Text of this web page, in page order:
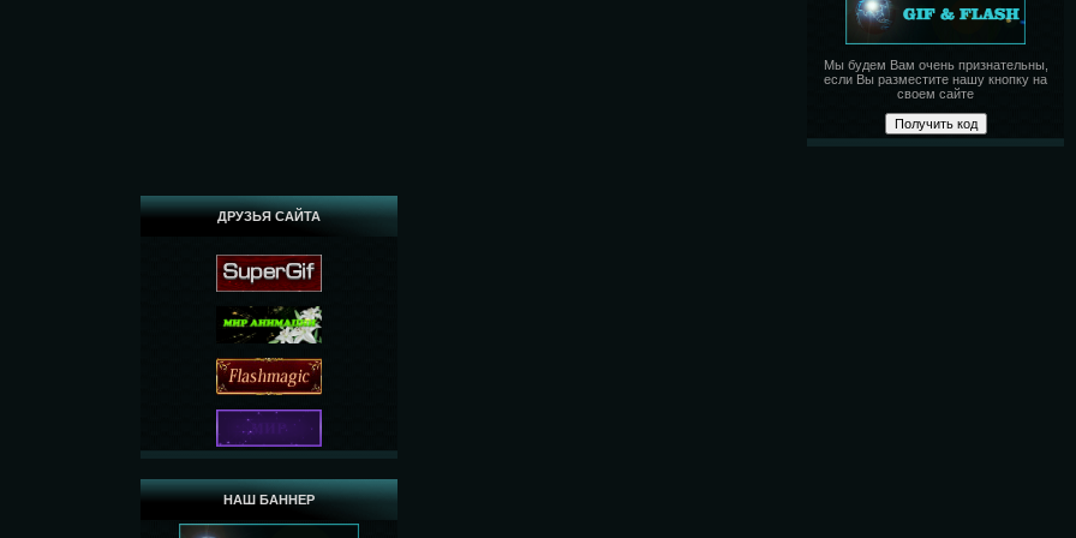
Мы будем Вам очень признательны,
если Вы разместите нашу кнопку на
своем сайте
ДРУЗЬЯ САЙТА
НАШ БАННЕР